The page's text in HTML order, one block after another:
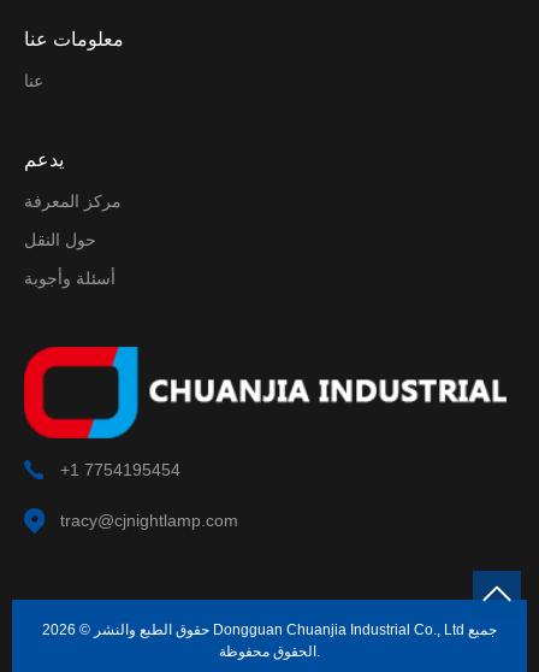
معلومات عنا
عنا
يدعم
مركز المعرفة
حول النقل
أسئلة وأجوبة
+1 7754195454
tracy@cjnightlamp.com
حقوق الطبع والنشر © 2026 Dongguan Chuanjia Industrial Co., Ltd جميع
الحقوق محفوظة.